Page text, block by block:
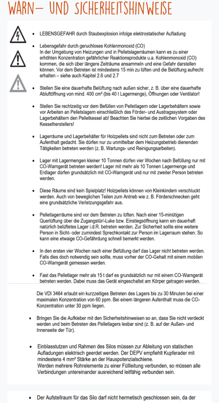
Warn- und Sicherheitshinweise